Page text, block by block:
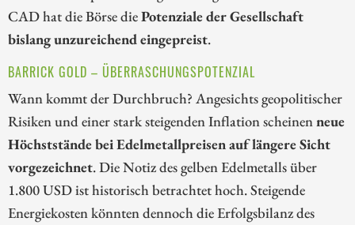
CAD hat die Börse diePotenziale der Gesellschaft
bislang unzureichend eingepreist.
BARRICK GOLD – ÜBERRASCHUNGSPOTENZIAL
Wann kommt der Durchbruch? Angesichts geopolitischer
Risiken und einer stark steigenden Inflation scheinenneue
Höchststände bei Edelmetallpreisen auf längere Sicht
vorgezeichnet. Die Notiz des gelben Edelmetalls über
1.800 USD ist historisch betrachtet hoch. Steigende
Energiekosten könnten dennoch die Erfolgsbilanz des